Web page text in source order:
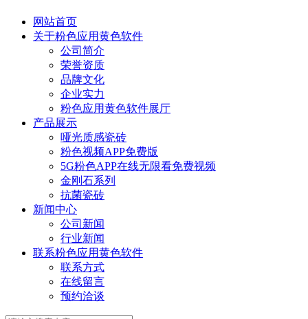
网站首页
关于粉色应用黄色软件
公司简介
荣誉资质
品牌文化
企业实力
粉色应用黄色软件展厅
产品展示
哑光质感瓷砖
粉色视频APP免费版
5G粉色APP在线无限看免费视频
金刚石系列
抗菌瓷砖
新闻中心
公司新闻
行业新闻
联系粉色应用黄色软件
联系方式
在线留言
预约洽谈